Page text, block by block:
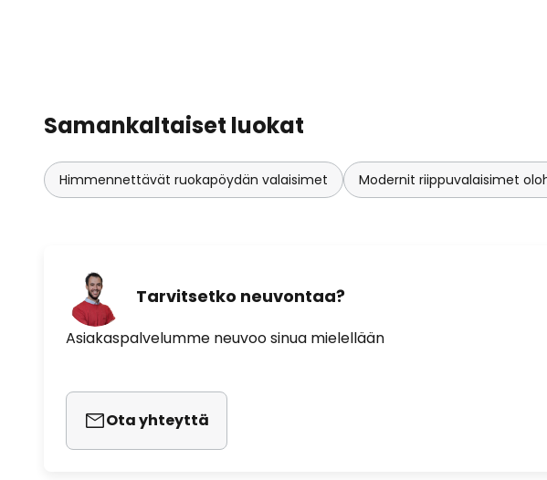
Samankaltaiset luokat
Himmennettävät ruokapöydän valaisimet Modernit riippuvalaisimet
Tarvitsetko neuvontaa?
Asiakaspalvelumme neuvoo sinua mielellään
Ota yhteyttä